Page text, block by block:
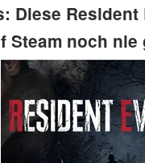
Diese Resident
Steam noch